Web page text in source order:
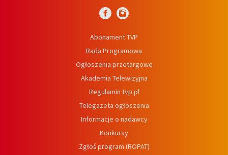
Abonament TVP
Rada Programowa
Ogłoszenia przetargowe
Akademia Telewizyjna
Regulamin tvp.pl
Telegazeta ogłoszenia
Informacje o nadawcy
Konkursy
Zgłoś program (ROPAT)